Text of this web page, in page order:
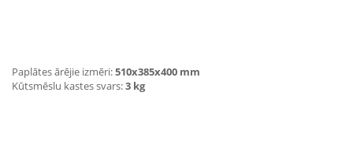
Paplātes ārējie izmēri:510x385x400 mm
Kūtsmēslu kastes svars:3 kg